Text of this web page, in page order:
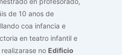
de 10 anos de
coa infancia e
en teatro infantil e
no Edificio